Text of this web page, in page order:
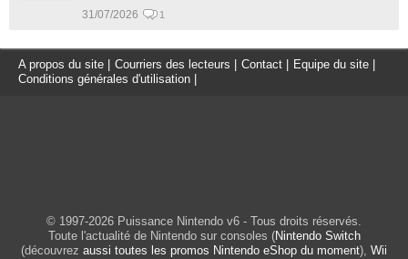
31/07/2026 1
A propos du site Courriers des lecteurs Contact Equipe du site
Conditions générales d'utilisation
© 1997-2026 Puissance Nintendo v6 - Tous droits réservés.
Toute l'actualité de Nintendo sur consoles (Nintendo Switch
(découvrez aussi toutes les promos Nintendo eShop du moment), Wii